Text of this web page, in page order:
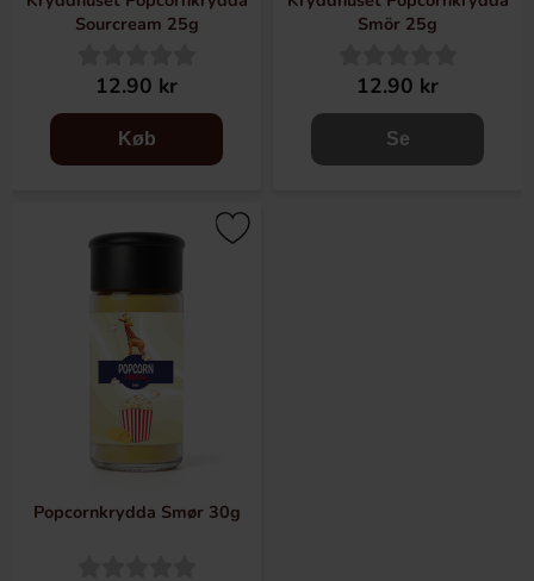
Sourcream 25g
12.90 kr
Køb
Smör 25g
12.90 kr
Se
Popcornkrydda Smør 30g